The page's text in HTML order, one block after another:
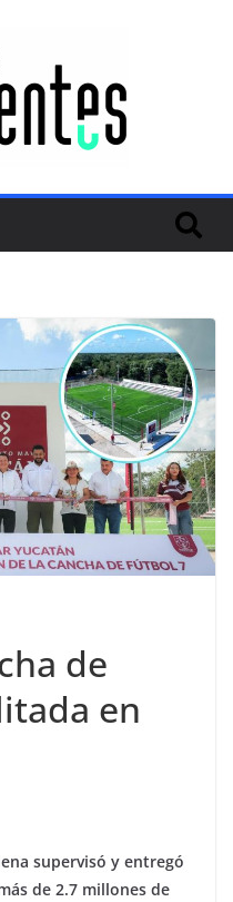
de
en
supervisó y entregó
de 2.7 millones de